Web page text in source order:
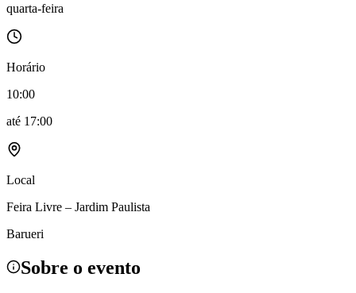
quarta-feira
Horário
10:00
até 17:00
Local
Feira Livre – Jardim Paulista
Barueri
Sobre o evento